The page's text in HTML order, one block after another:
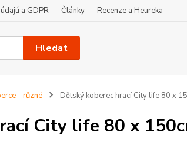
a GDPR Články Recenze a Heureka
Hledat
- různé Dětský koberec hrací City life 80 x
City life 80 x